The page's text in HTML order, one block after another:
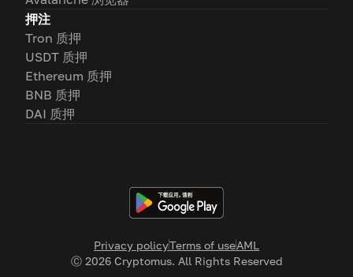
Privacy policyTerms of useAML
Ⓒ 2026Cryptomus. All Rights Reserved
押注
Tron 质押
USDT 质押
Ethereum 质押
BNB 质押
DAI 质押